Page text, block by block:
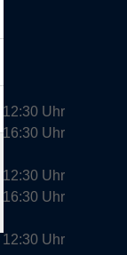
12:30 Uhr
Uhr
12:30 Uhr
16:30 Uhr
Uhr